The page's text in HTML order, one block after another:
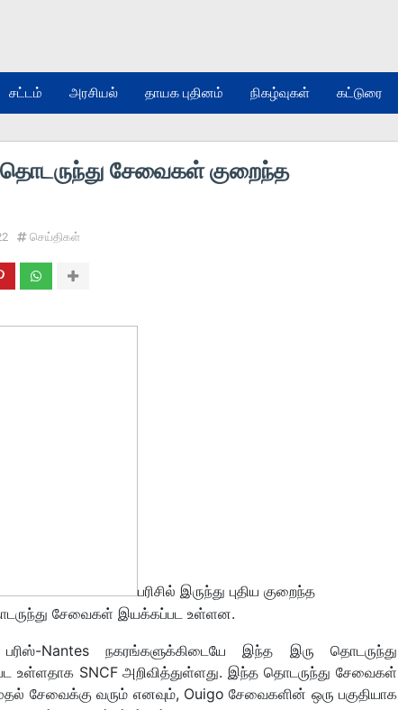
சட்டம் அரசியல் தாயக புதினம் நிகழ்வுகள் கட்டுரை
தொடருந்து சேவைகள் குறைந்த
செய்திகள்
பரிசில் இருந்து புதிய குறைந்த
சேவைகள் இயக்கப்பட உள்ளன.
பரிஸ்-Nantes நகரங்களுக்கிடையே இந்த இரு தொடருந்து
உள்ளதாக SNCF அறிவித்துள்ளது. இந்த தொடருந்து சேவைகள்
சேவைக்கு வரும் எனவும், Ouigo சேவைகளின் ஒரு பகுதியாக